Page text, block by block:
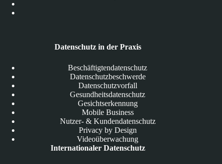
Datenschutz in der Praxis
Beschäftigtendatenschutz
Datenschutzbeschwerde
Datenschutzvorfall
Gesundheitsdatenschutz
Gesichtserkennung
Mobile Business
Nutzer- & Kundendatenschutz
Privacy by Design
Videoüberwachung
Internationaler Datenschutz